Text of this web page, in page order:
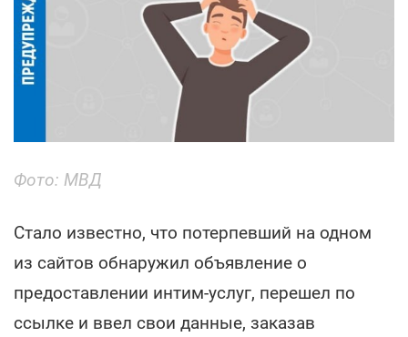
Фото: МВД
Стало известно, что потерпевший на одном
из сайтов обнаружил объявление о
предоставлении интим-услуг, перешел по
ссылке и ввел свои данные, заказав